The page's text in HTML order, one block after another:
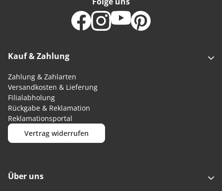
Kauf & Zahlung
Zahlung & Zahlarten
Versandkosten & Lieferung
Filialabholung
Rückgabe & Reklamation
Reklamationsportal
Vertrag widerrufen
Über uns